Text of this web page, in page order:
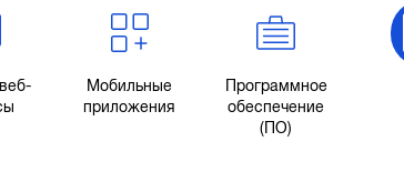
Мобильные
приложения
Программное
обеспечение
(ПО)